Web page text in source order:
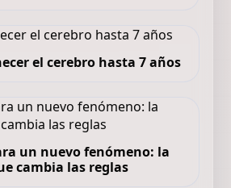
el cerebro hasta 7 años
un nuevo fenómeno: la
cambia las reglas